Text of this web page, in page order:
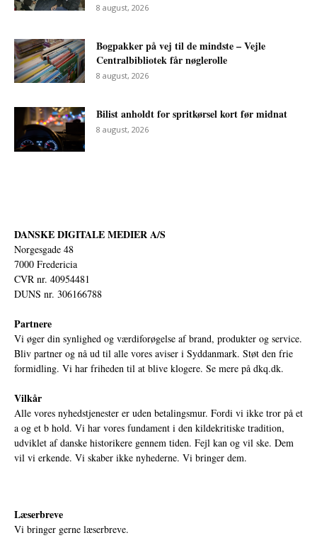
8 august, 2026
Bogpakker på vej til de mindste – Vejle
Centralbibliotek får nøglerolle
8 august, 2026
Bilist anholdt for spritkørsel kort før midnat
8 august, 2026
DANSKE DIGITALE MEDIER A/S
Norgesgade 48
7000 Fredericia
CVR nr. 40954481
DUNS nr. 306166788
Partnere
Vi øger din synlighed og værdiforøgelse af brand, produkter og service.
Bliv partner og nå ud til alle vores aviser i Syddanmark. Støt den frie
formidling. Vi har friheden til at blive klogere. Se mere på dkq.dk.
Vilkår
Alle vores nyhedstjenester er uden betalingsmur. Fordi vi ikke tror på et
a og et b hold. Vi har vores fundament i den kildekritiske tradition,
udviklet af danske historikere gennem tiden. Fejl kan og vil ske. Dem
vil vi erkende. Vi skaber ikke nyhederne. Vi bringer dem.
Læserbreve
Vi bringer gerne læserbreve.